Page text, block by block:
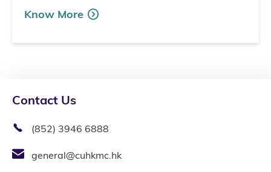
Know More
Contact Us
(852) 3946 6888
general@cuhkmc.hk